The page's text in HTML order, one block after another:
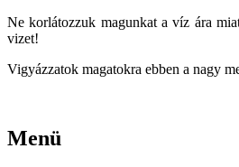
Ne korlátozzuk magunkat a víz ára
vizet!
Vigyázzatok magatokra ebben a nagy
Menü